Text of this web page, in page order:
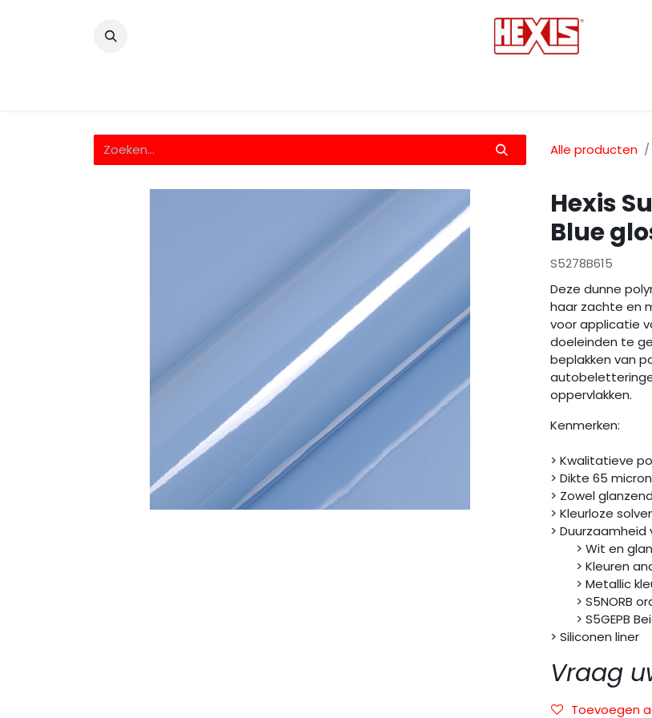
Alle producten
Hexis
Blue
S5278B615
Deze dunne
haar zachte en
voor applicatie
doeleinden te
beplakken van
oppervlakken.
Kenmerken:
> Kwalitatieve
> Dikte 65 micron
> Zowel
> Kleurloze
> Duurzaamheid
> Wit en
> Kleuren
> Metallic
> S5NORB
> S5GEPB
> Siliconen liner
Vraag
Toevoegen